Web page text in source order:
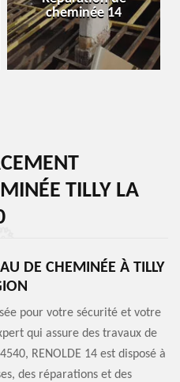
cheminée 14
TILLY LA
DE CHEMINÉE À TILLY
pour votre sécurité et votre
qui assure des travaux de
RENOLDE 14 est disposé à
des réparations et des